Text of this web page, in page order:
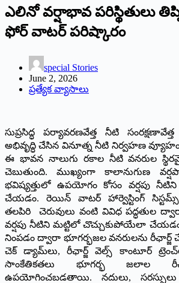
ఎలినో వర్షాభావ పరిస్థితులు
ఫోర్ వాటర్ పరిష్కారం
special Stories
June 2, 2026
ప్రత్యేక వ్యాసాలు
సుప్రసిద్ధ పర్యావరణవేత్త నీటి
అభివృద్ధి చేసిన వినూత్న నీటి నిర్వహణ
ఈ భావన నాలుగు రకాల నీటి వనరుల
చెబుతుంది. ముఖ్యంగా కాలానుగుణ
భవిష్యత్తులో ఉపయోగం కోసం వర్షపు
చేయడం. రెయిన్ వాటర్ హార్వెస్టింగ్ సిస్టమ్స్,
తలపిరి చెరువులు వంటి వివిధ పద్ధతుల
వర్షపు నీటిని మట్టిలో చొచ్చుకుపోయేలా
నింపడం ద్వారా భూగర్భజల వనరులను
చెక్ డ్యామ్‌లు, రీఛార్జ్ వెల్స్ కాంటూర్
సాంకేతికతలు భూగర్భ జలాల
ఉపయోగించబడతాయి. నదులు,